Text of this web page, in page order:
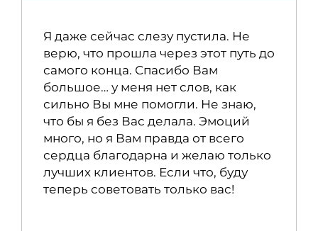
Я даже сейчас слезу пустила. Не
верю, что прошла через этот путь до
самого конца. Спасибо Вам
большое… у меня нет слов, как
сильно Вы мне помогли. Не знаю,
что бы я без Вас делала. Эмоций
много, но я Вам правда от всего
сердца благодарна и желаю только
лучших клиентов. Если что, буду
теперь советовать только вас!